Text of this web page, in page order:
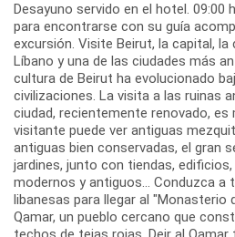
Desayuno servido en el hotel. 09:00
para encontrarse con su guía
excursión. Visite Beirut, la capital, la
Líbano y una de las ciudades más
cultura de Beirut ha evolucionado
civilizaciones. La visita a las ruinas
ciudad, recientemente renovado, es
visitante puede ver antiguas
antiguas bien conservadas, el gran
jardines, junto con tiendas,
modernos y antiguos... Conduzca a
libanesas para llegar al "Monasterio
Qamar, un pueblo cercano que